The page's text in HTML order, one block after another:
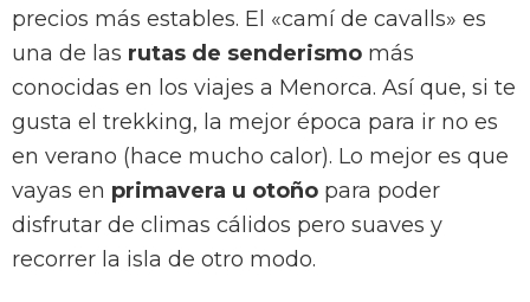
precios más estables. El «camí de cavalls» es
una de las rutas de senderismo más
conocidas en los viajes a Menorca. Así que, si te
gusta el trekking, la mejor época para ir no es
en verano (hace mucho calor). Lo mejor es que
vayas en primavera u otoño para poder
disfrutar de climas cálidos pero suaves y
recorrer la isla de otro modo.